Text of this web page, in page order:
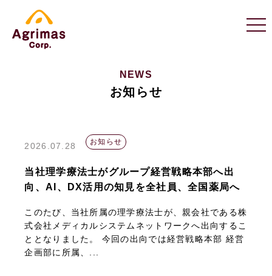
NEWS
お知らせ
2026.07.28 お知らせ
当社理学療法士がグループ経営戦略本部へ出
向、AI、DX活用の知見を全社員、全国薬局へ
このたび、当社所属の理学療法士が、親会社である株
式会社メディカルシステムネットワークへ出向するこ
ととなりました。 今回の出向では経営戦略本部 経営
企画部に所属、...